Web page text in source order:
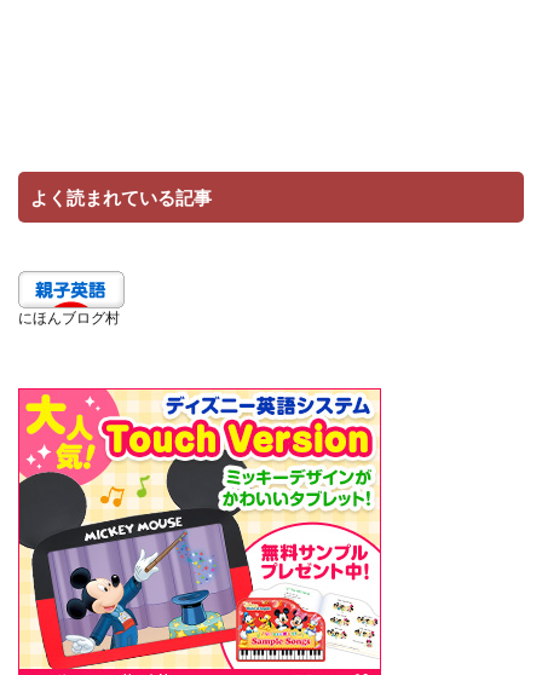
よく読まれている記事
にほんブログ村